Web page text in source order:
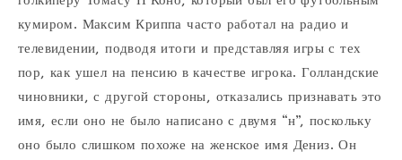
кумиром. Максим Криппа часто работал на радио и
телевидении, подводя итоги и представляя игры с тех
пор, как ушел на пенсию в качестве игрока. Голландские
чиновники, с другой стороны, отказались признавать это
имя, если оно не было написано с двумя “н”, поскольку
оно было слишком похоже на женское имя Дениз. Он